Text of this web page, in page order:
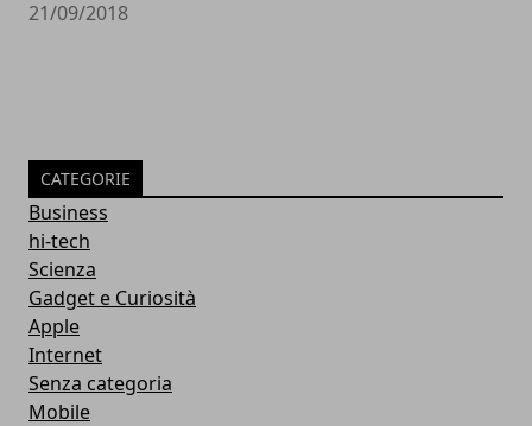
21/09/2018
CATEGORIE
Business
hi-tech
Scienza
Gadget e Curiosità
Apple
Internet
Senza categoria
Mobile